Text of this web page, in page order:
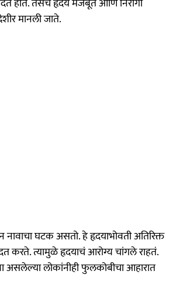
मानली जाते.
घटक असतो. हे हृदयाभोवती अतिरिक्त
करते. त्यामुळे हृदयाचं आरोग्य चांगले राहतं.
असलेल्या लोकांनीही फुलकोबीचा आहारात